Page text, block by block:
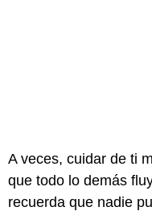
A veces, cuidar de ti
que todo lo demás
recuerda que nadie